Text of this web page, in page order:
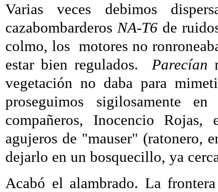
Varias veces debimos
cazabombarderosNA-T6 de
colmo, los motores no
estar bien regulados.
Parecían
vegetación no daba para
proseguimos sigilosamente
compañeros, Inocencio
agujeros de "mauser" (ratonero,
dejarlo en un bosquecillo, ya
Acabó el alambrado. La